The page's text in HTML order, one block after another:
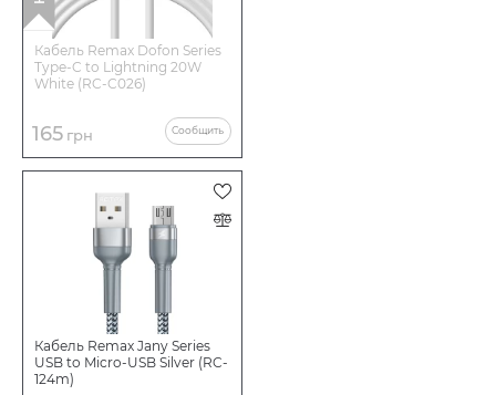
Кабель Remax Dofon Series
Type-C to Lightning 20W
White (RC-C026)
165 грн Сообщить
Кабель Remax Jany Series
USB to Micro-USB Silver (RC-
124m)